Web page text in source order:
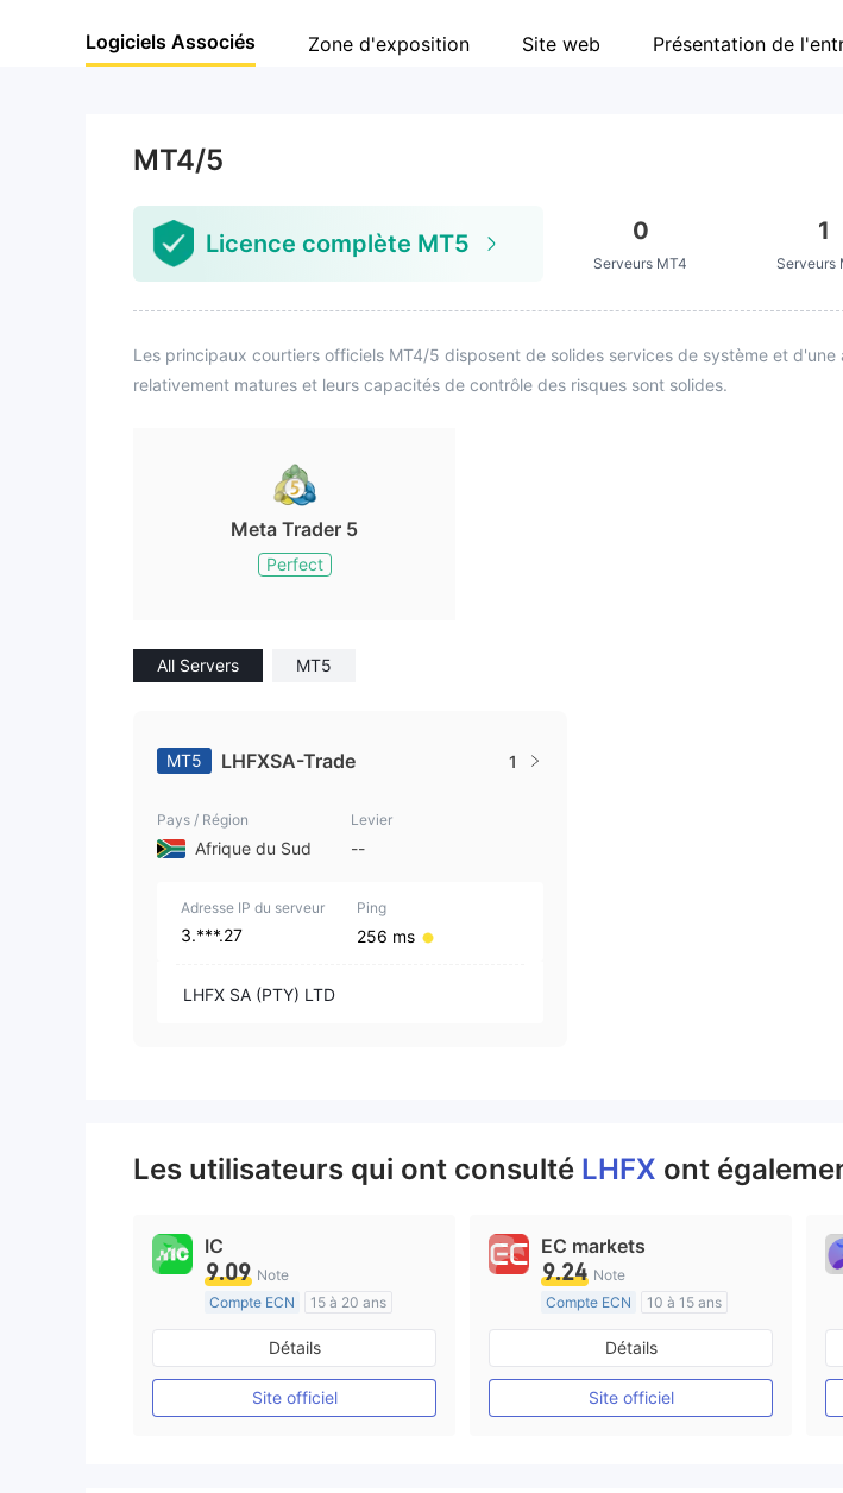
Logiciels Associés Zone d'exposition Site web Présentation de
MT4/5
Licence complète MT5 0
Serveurs MT4
1
Serveurs
Les principaux courtiers officiels MT4/5 disposent de solides services de système et
relativement matures et leurs capacités de contrôle des risques sont solides.
Meta Trader 5
Perfect
All Servers MT5
MT5 LHFXSA-Trade 1
Pays / Région
Afrique du Sud
Levier
--
Adresse IP du serveur
3.***.27
Ping
256 ms
LHFX SA (PTY) LTD
Les utilisateurs qui ont consulté LHFX ont
IC
9.09 Note
Compte ECN
15 à 20 ans
Réglementation de Australie
Market Making (MM)
Etiquette principale MT4
Détails
Site officiel
EC markets
9.24 Note
Compte ECN
10 à 15 ans
Réglementation de Australie
Market Making (MM)
Etiquette principale MT4
Détails
Site officiel